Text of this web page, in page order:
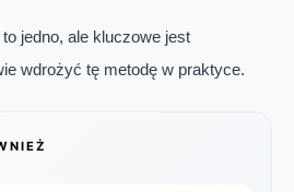
jedno, ale kluczowe jest
wdrożyć tę metodę w praktyce.